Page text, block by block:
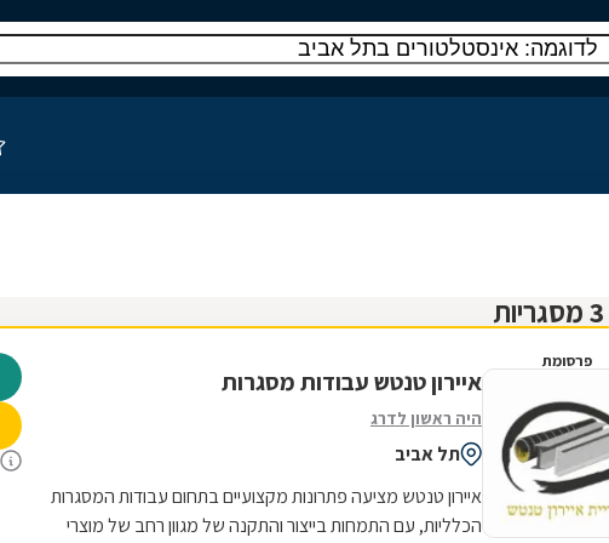
פרסומת
איירון טנטש עבודות מסגרות
היה ראשון לדרג
תל אביב
איירון טנטש מציעה פתרונות מקצועיים בתחום עבודות המסגרות
הכלליות, עם התמחות בייצור והתקנה של מגוון רחב של מוצרי